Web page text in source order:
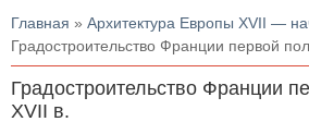
Вы здесь
Главная » Архитектура Европы XVII —
Градостроительство Франции первой
Градостроительство Франции
XVII в.